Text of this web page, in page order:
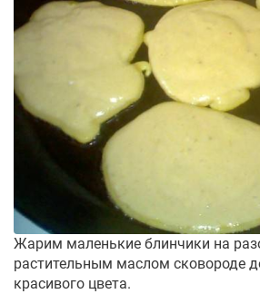
Жарим маленькие блинчики на
растительным маслом сковороде
красивого цвета.